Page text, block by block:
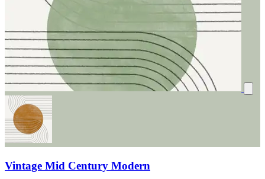
Vintage Mid Century Modern